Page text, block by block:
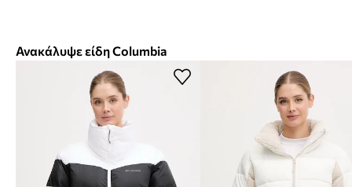
Ανακάλυψε είδη Columbia